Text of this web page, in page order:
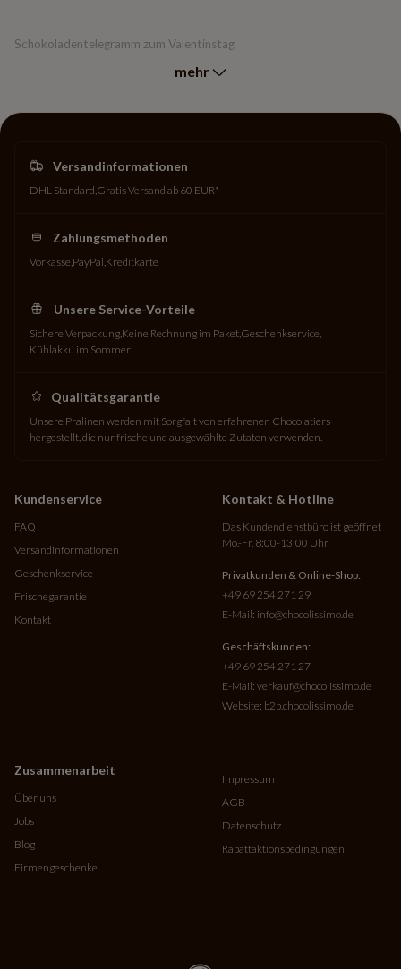
Schokoladentelegramm zum Valentinstag
mehr
Versandinformationen
DHL Standard Gratis Versand ab 60 EUR*
Zahlungsmethoden
Vorkasse PayPal Kreditkarte
Unsere Service-Vorteile
Sichere Verpackung Keine Rechnung im Paket Geschenkservice
Kühlakku im Sommer
Qualitätsgarantie
Unsere Pralinen werden mit Sorgfalt von erfahrenen Chocolatiers
hergestellt, die nur frische und ausgewählte Zutaten verwenden.
Kundenservice
FAQ
Versandinformationen
Geschenkservice
Frischegarantie
Kontakt
Zusammenarbeit
Über uns
Jobs
Blog
Firmengeschenke
Kontakt & Hotline
Das Kundendienstbüro ist geöffnet
Mo.-Fr. 8:00-13:00 Uhr
Privatkunden & Online-Shop:
+49 69 254 271 29
E-Mail: info@chocolissimo.de
Geschäftskunden:
+49 69 254 271 27
E-Mail: verkauf@chocolissimo.de
Website: b2b.chocolissimo.de
Impressum
AGB
Datenschutz
Rabattaktionsbedingungen